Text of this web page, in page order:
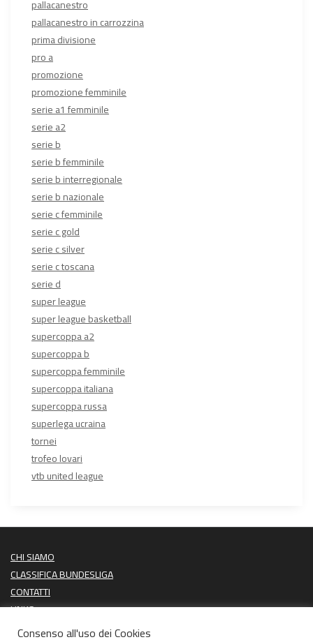
pallacanestro
pallacanestro in carrozzina
prima divisione
pro a
promozione
promozione femminile
serie a1 femminile
serie a2
serie b
serie b femminile
serie b interregionale
serie b nazionale
serie c femminile
serie c gold
serie c silver
serie c toscana
serie d
super league
super league basketball
supercoppa a2
supercoppa b
supercoppa femminile
supercoppa italiana
supercoppa russa
superlega ucraina
tornei
trofeo lovari
vtb united league
CHI SIAMO
CLASSIFICA BUNDESLIGA
CONTATTI
LINKS
PROSSIME PARTITE
Consenso all'uso dei Cookies